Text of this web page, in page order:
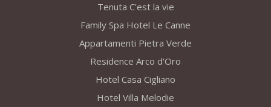
Tenuta C'est la vie
Family Spa Hotel Le Canne
Appartamenti Pietra Verde
Residence Arco d'Oro
Hotel Casa Cigliano
Hotel Villa Melodie